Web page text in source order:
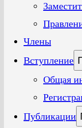
Члены
Вступление
Общая
Публикации